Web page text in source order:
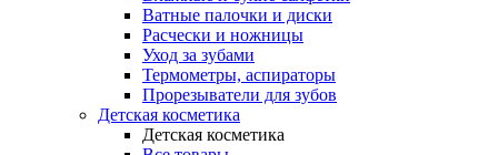
Ватные палочки и диски
Расчески и ножницы
Уход за зубами
Термометры, аспираторы
Прорезыватели для зубов
Детская косметика
Детская косметика